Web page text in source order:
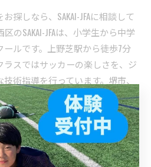
探しなら、SAKAI-JFAに相談して
のSAKAI-JFAは、小学生から中学
ルです。上野芝駅から徒歩7分
スではサッカーの楽しさを、ジ
術指導を行っています。堺市、
かな成長を応援するサッカース